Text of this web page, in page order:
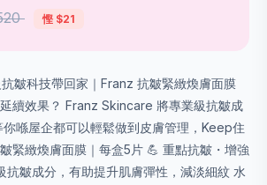
慳 $21
抗皺科技帶回家｜Franz 抗皺緊緻煥膚面膜
續效果？ Franz Skincare 將專業級抗皺成
喺屋企都可以輕鬆做到皮膚管理，Keep住
緊緻煥膚面膜｜每盒5片 💪 重點抗皺・增強
抗皺成分，有助提升肌膚彈性，減淡細紋 水